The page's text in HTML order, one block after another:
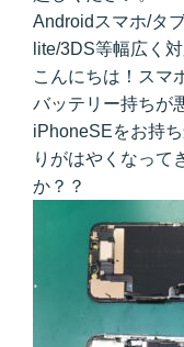
Androidスマホ/タ
lite/3DS等幅広く
こんにちは！スマ
バッテリー持ちが
iPhoneSEをお持
りがはやくなって
か？？